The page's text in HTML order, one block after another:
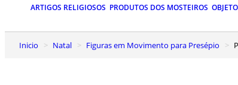
ARTIGOS RELIGIOSOS PRODUTOS DOS MOSTEIROS
Inicio Natal Figuras em Movimento para Presépio